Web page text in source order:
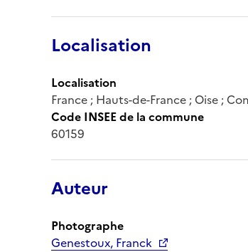
Localisation
Localisation
France ; Hauts-de-France ; Oise ;
Code INSEE de la commune
60159
Auteur
Photographe
Genestoux, Franck